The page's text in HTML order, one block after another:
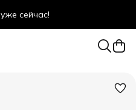
сейчас!
для физ. лиц